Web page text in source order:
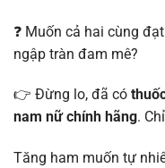
❓ Muốn cả hai cùng
ngập tràn đam mê?
👉 Đừng lo, đã có
nam nữ chính hãng.
Tăng ham muốn tự